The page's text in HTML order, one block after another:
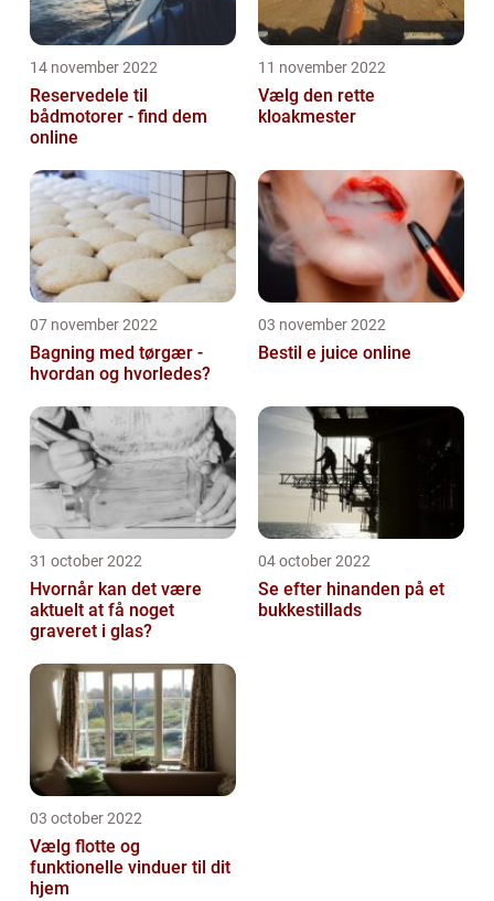
14 november 2022
Reservedele til
bådmotorer - find dem
online
11 november 2022
Vælg den rette
kloakmester
07 november 2022
Bagning med tørgær -
hvordan og hvorledes?
03 november 2022
Bestil e juice online
31 october 2022
Hvornår kan det være
aktuelt at få noget
graveret i glas?
04 october 2022
Se efter hinanden på et
bukkestillads
03 october 2022
Vælg flotte og
funktionelle vinduer til dit
hjem